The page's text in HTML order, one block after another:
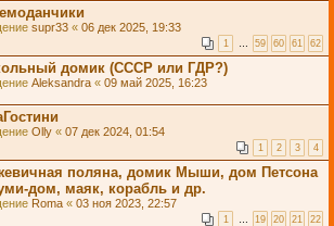
supr33 « 06 дек 2025, 19:33
1 … 59 60 61 62
домик (СССР или ГДР?)
Aleksandra « 09 май 2025, 16:23
Olly « 07 дек 2024, 01:54
1 2 3 4
поляна, домик Мыши, дом Петсона
дом, маяк, корабль и др.
Roma « 03 ноя 2023, 22:57
1 … 19 20 21 22